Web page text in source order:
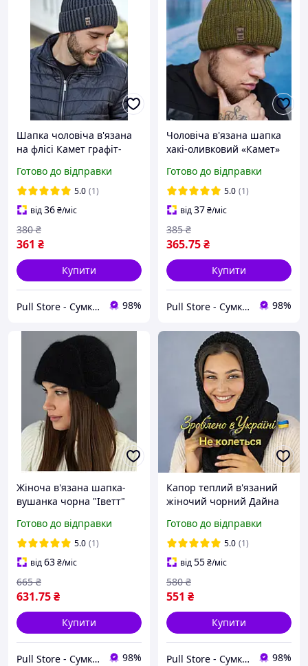
Шапка чоловіча в'язана
на флісі Камет графіт-
Готово до відправки
5.0 (1)
від36₴/міс
361 ₴
380 ₴
Купити
Pull Store - Cумки, рюкзаки, шапки та інші аксесуари 98%
Чоловіча в'язана шапка
хакі-оливковий «Камет»
Готово до відправки
5.0 (1)
від37₴/міс
365.75₴
385 ₴
Купити
Pull Store - Cумки, рюкзаки, шапки та інші аксесуари 98%
Жіноча в'язана шапка-
вушанка чорна "Іветт"
Готово до відправки
5.0 (1)
від63₴/міс
631.75₴
665 ₴
Купити
Pull Store - Cумки, рюкзаки, шапки та інші аксесуари 98%
Капор теплий в'язаний
жіночий чорний Дайна
універсальний
Готово до відправки
5.0 (1)
від55₴/міс
551 ₴
580 ₴
Купити
Pull Store - Cумки, рюкзаки, шапки та інші аксесуари 98%